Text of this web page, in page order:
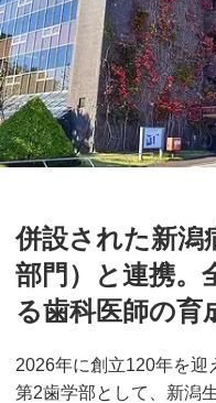
併設された新潟
部門）と連携。
る歯科医師の育
2026年に創立120年を迎
第2歯学部として、新潟